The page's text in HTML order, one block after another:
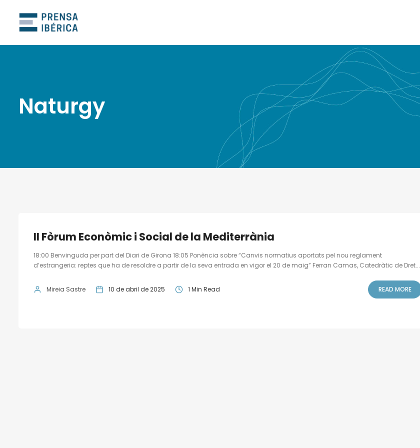
Naturgy
II Fòrum Econòmic i Social de la Mediterrània
18:00 Benvinguda per part del Diari de Girona 18:05 Ponència sobre “Canvis normatius aportats pel nou reglament
d’estrangeria: reptes que ha de resoldre a partir de la seva entrada en vigor el 20 de maig” Ferran Camas, Catedràtic de Dret...
Mireia Sastre 10 de abril de 2025 1 Min Read READ MORE